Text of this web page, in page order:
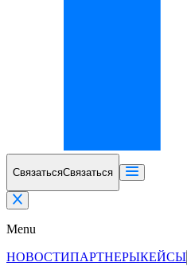
СвязатьсяСвязаться
Menu
НОВОСТИПАРТНЕРЫКЕЙСЫ